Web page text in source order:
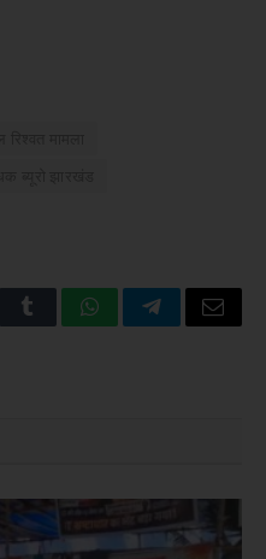
TumblrWhatsAppTelegramEmail